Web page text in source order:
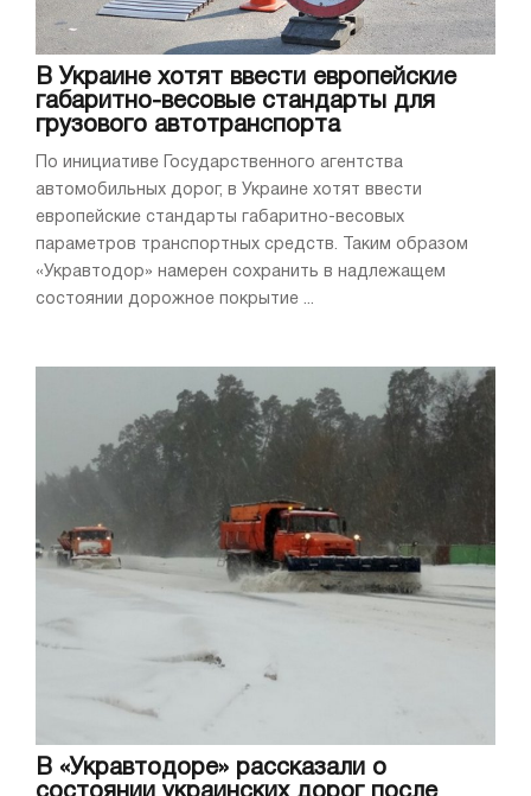
В Украине хотят ввести европейские
габаритно-весовые стандарты для
грузового автотранспорта
По инициативе Государственного агентства
автомобильных дорог, в Украине хотят ввести
европейские стандарты габаритно-весовых
параметров транспортных средств. Таким образом
«Укравтодор» намерен сохранить в надлежащем
состоянии дорожное покрытие ...
В «Укравтодоре» рассказали о